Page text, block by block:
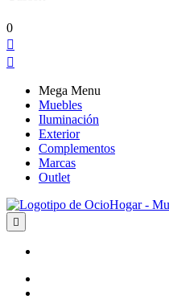
0


Mega Menu
Muebles
Iluminación
Exterior
Complementos
Marcas
Outlet
